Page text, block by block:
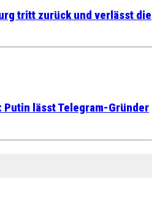
tritt zurück und verlässt die
Putin lässt Telegram-Gründer